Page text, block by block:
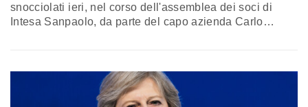
snocciolati ieri, nel corso dell'assemblea dei soci di
Intesa Sanpaolo, da parte del capo azienda Carlo
di strascichi giudiziari. Ecco numeri e parole. INTESA
VS. UNICREDIT "Intesa…